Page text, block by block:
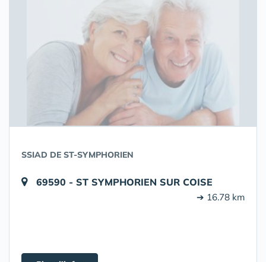
SSIAD DE ST-SYMPHORIEN
69590 - ST SYMPHORIEN SUR COISE
➔ 16.78 km